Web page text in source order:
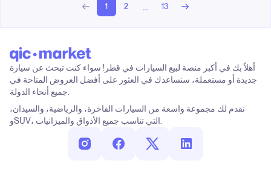
1 2 ... 13
أهلاً بك في أكبر منصة لبيع السيارات في قطر! سواء كنت تبحث عن سيارة
جديدة أو مستعملة، سنساعدك في العثور على أفضل العروض المتاحة في
نقدم لك مجموعة واسعة من السيارات الفاخرة، والرياضية، والسيدان،